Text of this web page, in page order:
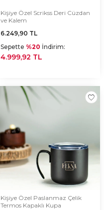
Kişiye Özel Scrikss Deri Cüzdan
ve Kalem
6.249,90 TL
Sepette %20 İndirim:
4.999,92 TL
Kişiye Özel Paslanmaz Çelik
Termos Kapaklı Kupa